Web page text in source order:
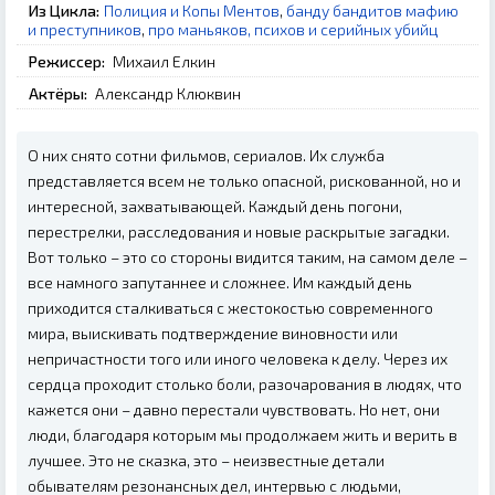
Из Цикла: Полиция и Копы Ментов, банду бандитов мафию
и преступников, про маньяков, психов и серийных убийц
Режиссер: Михаил Елкин
Актёры: Александр Клюквин
О них снято сотни фильмов, сериалов. Их служба
представляется всем не только опасной, рискованной, но и
интересной, захватывающей. Каждый день погони,
перестрелки, расследования и новые раскрытые загадки.
Вот только – это со стороны видится таким, на самом деле –
все намного запутаннее и сложнее. Им каждый день
приходится сталкиваться с жестокостью современного
мира, выискивать подтверждение виновности или
непричастности того или иного человека к делу. Через их
сердца проходит столько боли, разочарования в людях, что
кажется они – давно перестали чувствовать. Но нет, они
люди, благодаря которым мы продолжаем жить и верить в
лучшее. Это не сказка, это – неизвестные детали
обывателям резонансных дел, интервью с людьми,